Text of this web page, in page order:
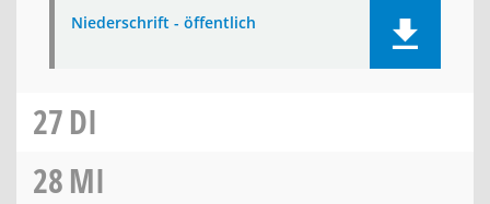
Niederschrift - öffentlich
27DI
28MI